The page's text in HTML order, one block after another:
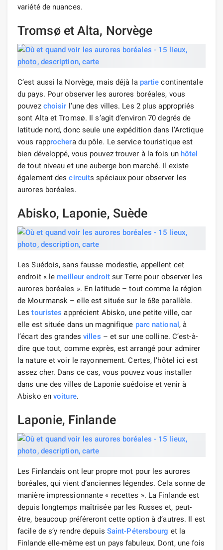
variété de nuances.
Tromsø et Alta, Norvège
C’est aussi la Norvège, mais déjà la partie continentale
du pays. Pour observer les aurores boréales, vous
pouvez choisir l’une des villes. Les 2 plus appropriés
sont Alta et Tromsø. Il s’agit d’environ 70 degrés de
latitude nord, donc seule une expédition dans l’Arctique
vous rapprochera du pôle. Le service touristique est
bien développé, vous pouvez trouver à la fois un hôtel
de tout niveau et une auberge bon marché. Il existe
également descircuits spéciaux pour observer les
aurores boréales.
Abisko, Laponie, Suède
Les Suédois, sans fausse modestie, appellent cet
endroit « le meilleur endroitsur Terre pour observer les
aurores boréales ». En latitude – tout comme la région
de Mourmansk – elle est située sur le 68e parallèle.
Lestouristes apprécient Abisko, une petite ville, car
elle est située dans un magnifique parc national, à
l’écart des grandes villes – et sur une colline. C’est-à-
dire que tout, comme exprès, est arrangé pour admirer
la nature et voir le rayonnement. Certes, l’hôtel ici est
assez cher. Dans ce cas, vous pouvez vous installer
dans une des villes de Laponie suédoise et venir à
Abisko en voiture.
Laponie, Finlande
Les Finlandais ont leur propre mot pour les aurores
boréales, qui vient d’anciennes légendes. Cela sonne de
manière impressionnante « recettes ». La Finlande est
depuis longtemps maîtrisée par les Russes et, peut-
être, beaucoup préféreront cette option à d’autres. Il est
facile de s’y rendre depuis Saint-Pétersbourg et la
Finlande elle-même est un pays fabuleux. Dont, une fois